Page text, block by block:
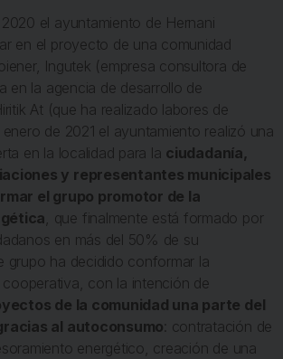
el ayuntamiento de Hernani
en el proyecto de una comunidad
Ingutek (empresa consultora de
en la agencia de desarrollo de
At (que ha realizado labores de
de 2021 el ayuntamiento realizó una
en la localidad para la ciudadanía,
y representantes municipales
el grupo promotor de la
, que finalmente está formado por
en más del 50% de su
grupo ha decidido conformar la
con la intención de
de la comunidad una parte del
al autoconsumo: contratación de
energético, creación de una